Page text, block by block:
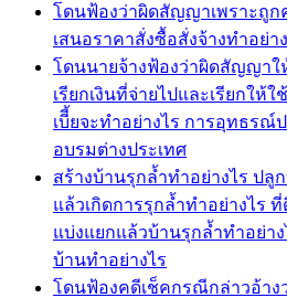
โดนฟ้องว่าผิดสัญญาเพราะถู
เสนอราคาสั่งซื้อสั่งจ้างทำอย่า
โดนนายจ้างฟ้องว่าผิดสัญญาใ
เรียกเงินที่จ่ายไปและเรียกให้
เบีี้ยจะทำอย่างไร การอุทธร
อบรมต่างประเทศ
สร้างบ้านรุกล้ำทำอย่างไร ป
แล้วเกิดการรุกล้ำทำอย่างไร
แบ่งแยกแล้วบ้านรุกล้ำทำอย่า
บ้านทำอย่างไร
โดนฟ้องคดีเช็คกรณีกล่าวอ้าง